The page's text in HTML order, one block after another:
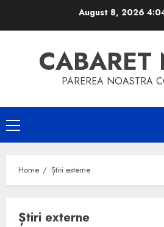
August 8, 2026
CABARET
PAREREA NOASTRA
Primary
Menu
Home Știri externe
Știri externe